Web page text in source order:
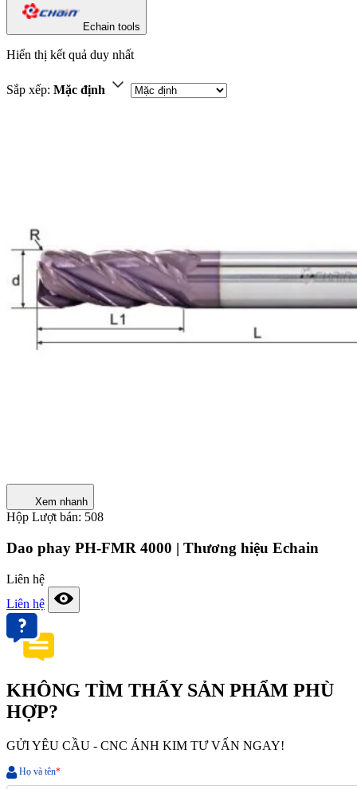
Echain tools
Hiển thị kết quả duy nhất
Sắp xếp: Mặc định
Xem nhanh
Hộp Lượt bán: 508
Dao phay PH-FMR 4000 | Thương hiệu Echain
Liên hệ
Liên hệ
KHÔNG TÌM THẤY SẢN PHẨM PHÙ
HỢP?
GỬI YÊU CẦU - CNC ÁNH KIM TƯ VẤN NGAY!
Họ và tên*